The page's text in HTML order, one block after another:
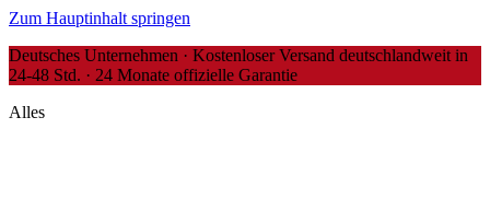
Zum Hauptinhalt springen
Deutsches Unternehmen · Kostenloser Versand deutschlandweit in
24-48 Std. · 24 Monate offizielle Garantie
Alles